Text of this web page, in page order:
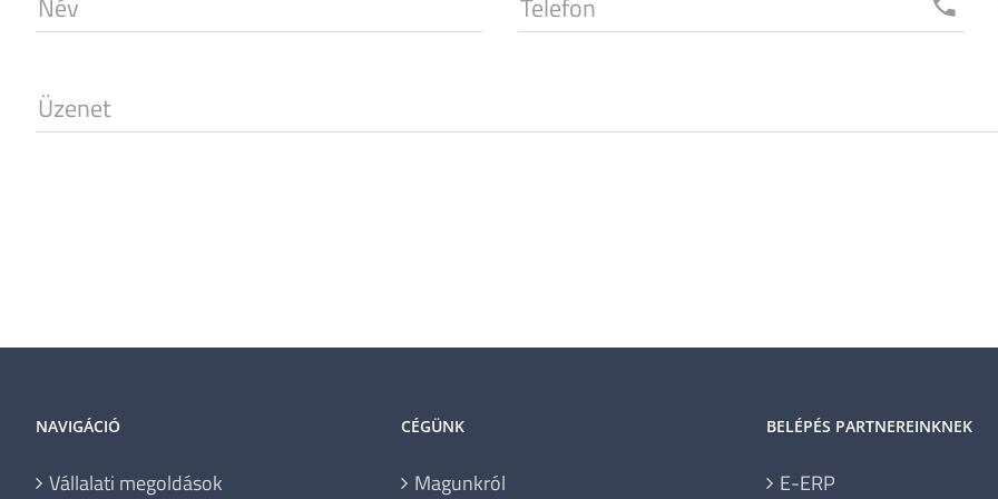
Név Telefon
Üzenet
NAVIGÁCIÓ
Vállalati megoldások
CÉGÜNK
Magunkról
BELÉPÉS PARTNEREINKNEK
E-ERP